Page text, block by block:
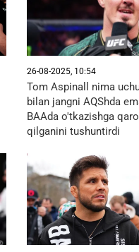
26-08-2025, 10:54
Tom Aspinall nima
bilan jangni AQShda
BAAda o'tkazishga
qilganini tushuntirdi